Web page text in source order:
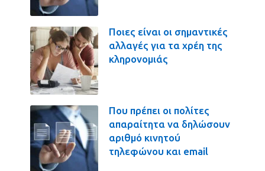
Ποιες είναι οι σημαντικές
αλλαγές για τα χρέη της
κληρονομιάς
Που πρέπει οι πολίτες
απαραίτητα να δηλώσουν
αριθμό κινητού
τηλεφώνου και email